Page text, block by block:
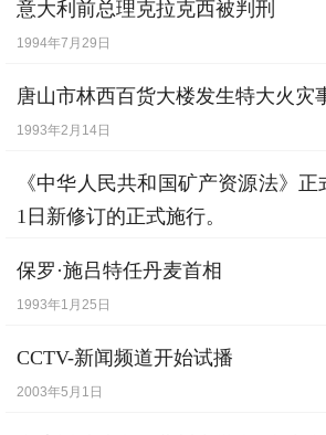
意大利前总理克拉克西被判刑
1994年7月29日
唐山市林西百货大楼发生特大火灾
1993年2月14日
《中华人民共和国矿产资源法》正
1日新修订的正式施行。
保罗·施吕特任丹麦首相
1993年1月25日
CCTV-新闻频道开始试播
2003年5月1日